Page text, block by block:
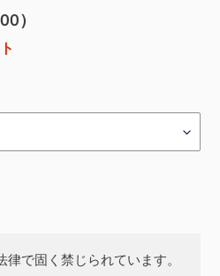
）
で固く禁じられています。